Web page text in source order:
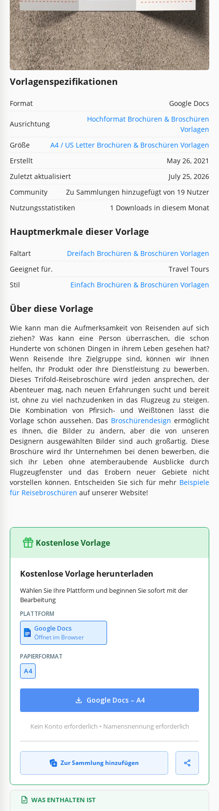
Vorlagenspezifikationen
Format Google Docs
Ausrichtung
Hochformat Brochüren & Broschüren
Vorlagen
Größe
A4 / US Letter Brochüren & Broschüren Vorlagen
Erstellt
May 26, 2021
Zuletzt aktualisiert
July 25, 2026
Community
Zu Sammlungen hinzugefügt von 19 Nutzer
Nutzungsstatistiken
1 Downloads in diesem Monat
Hauptmerkmale dieser Vorlage
Faltart
Dreifach Brochüren & Broschüren Vorlagen
Geeignet für.
Travel Tours
Stil
Einfach Brochüren & Broschüren Vorlagen
Über diese Vorlage
Wie kann man die Aufmerksamkeit von Reisenden auf sich
ziehen? Was kann eine Person überraschen, die schon
Hunderte von schönen Dingen in ihrem Leben gesehen hat?
Wenn Reisende Ihre Zielgruppe sind, können wir Ihnen
helfen, Ihr Produkt oder Ihre Dienstleistung zu bewerben.
Dieses Trifold-Reisebroschüre wird jeden ansprechen, der
Abenteuer mag, nach neuen Erfahrungen sucht und bereit
ist, ohne zu viel nachzudenken in das Flugzeug zu steigen.
Die Kombination von Pfirsich- und Weißtönen lässt die
Vorlage schön aussehen. Das Broschürendesign ermöglicht
es Ihnen, die Bilder zu ändern, aber die von unseren
Designern ausgewählten Bilder sind auch großartig. Diese
Broschüre wird Ihr Unternehmen bei denen bewerben, die
sich ihr Leben ohne atemberaubende Ausblicke durch
Flugzeugfenster und das Erobern neuer Gebiete nicht
vorstellen können. Entscheiden Sie sich für mehr Beispiele
für Reisebroschüren auf unserer Website!
Kostenlose Vorlage
Kostenlose Vorlage herunterladen
Wählen Sie Ihre Plattform und beginnen Sie sofort mit der
Bearbeitung
PLATTFORM
Google Docs
Öffnet im Browser
PAPIERFORMAT
A4
Google Docs – A4
Kein Konto erforderlich • Namensnennung erforderlich
Zur Sammlung hinzufügen
WAS ENTHALTEN IST